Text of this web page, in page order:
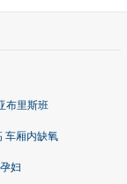
布里斯班
车厢内缺氧
妇